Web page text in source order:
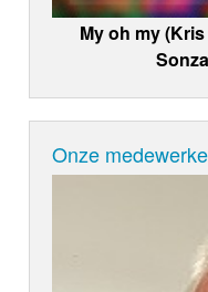
My oh my
Onze